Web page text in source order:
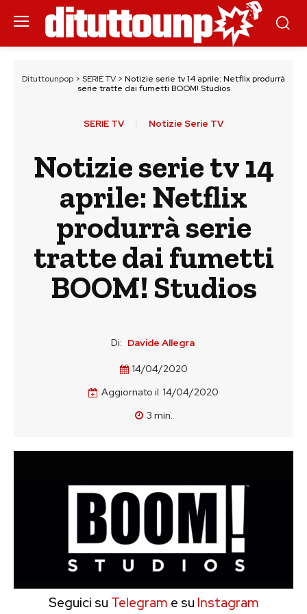
Dituttounpop > SERIE TV > Notizie serie tv 14 aprile: Netflix produrrà
serie tratte dai fumetti BOOM! Studios
SERIE TV Notizie Serie TV
Notizie serie tv 14
aprile: Netflix
produrrà serie
tratte dai fumetti
BOOM! Studios
Di: Davide Allegra
14/04/2020
Aggiornato il: 14/04/2020
3 min.
Seguici su Telegram e su Instagram